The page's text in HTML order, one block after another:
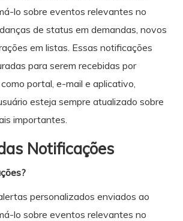
lo sobre eventos relevantes no
de status em demandas, novos
em listas. Essas notificações
para serem recebidas por
portal, e-mail e aplicativo,
esteja sempre atualizado sobre
importantes.
Notificações
personalizados enviados ao
lo sobre eventos relevantes no